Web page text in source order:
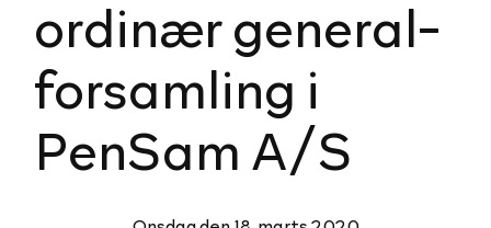
ordinær ge­ne­ral­
for­sam­ling i
PenSam A/S